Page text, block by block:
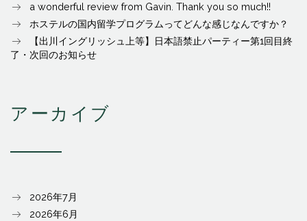
a wonderful review from Gavin. Thank you so much!!
ホステルの国内留学プログラムってどんな感じなんですか？
【出川イングリッシュ上等】日本語禁止パーティー第1回目終
了・次回のお知らせ
アーカイブ
2026年7月
2026年6月